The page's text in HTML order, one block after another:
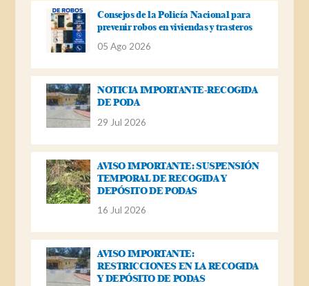
Consejos de la Policía Nacional para
prevenir robos en viviendas y trasteros
05 Ago 2026
NOTICIA IMPORTANTE-RECOGIDA
DE PODA
29 Jul 2026
AVISO IMPORTANTE: SUSPENSIÓN
TEMPORAL DE RECOGIDA Y
DEPÓSITO DE PODAS
16 Jul 2026
AVISO IMPORTANTE:
RESTRICCIONES EN LA RECOGIDA
Y DEPÓSITO DE PODAS